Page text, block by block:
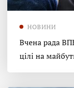
НОВИНИ
Вчена рада
цілі на